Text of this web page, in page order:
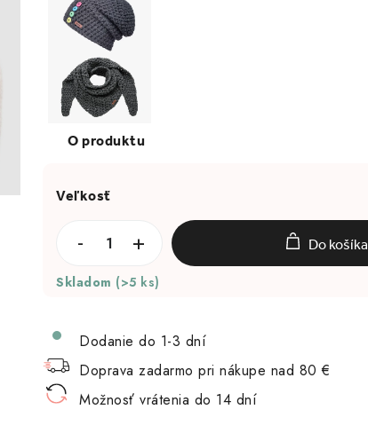
Do košíka
Skladom (>5 ks)
Dodanie do 1-3 dní
Doprava zadarmo pri nákupe nad 80 €
Možnosť vrátenia do 14 dní